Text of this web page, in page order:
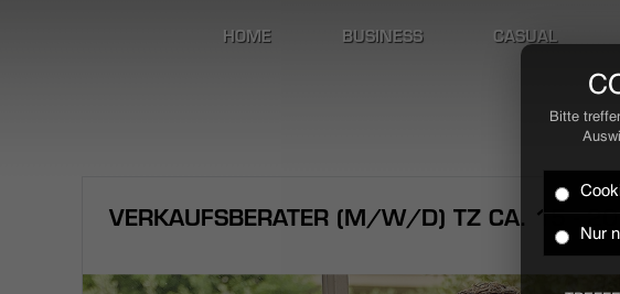
Bitte
Nur
HOME BUSINESS CASUAL
VERKAUFSBERATER (M/W/D) TZ CA. 15 -